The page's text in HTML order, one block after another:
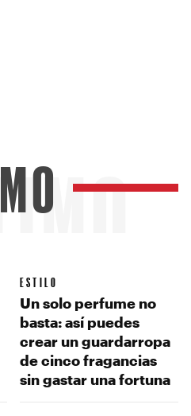
ESTILO
Un solo perfume no
basta: así puedes
crear un guardarropa
de cinco fragancias
sin gastar una fortuna